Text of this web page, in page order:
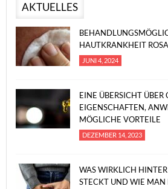
AKTUELLES
HAUTKRANKHEIT
JUNI 4, 2024
EINE ÜBERSICHT ÜBER
EIGENSCHAFTEN,
MÖGLICHE VORTEILE
DEZEMBER 14, 2023
WAS WIRKLICH
STECKT UND WIE